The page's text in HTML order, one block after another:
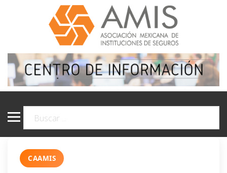
CAAMIS